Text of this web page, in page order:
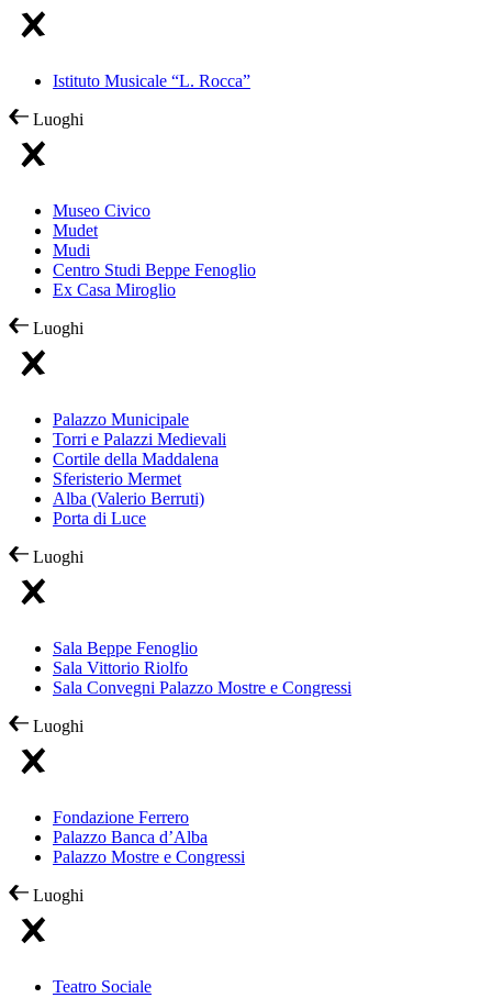
Istituto Musicale “L. Rocca”
Luoghi
Museo Civico
Mudet
Mudi
Centro Studi Beppe Fenoglio
Ex Casa Miroglio
Luoghi
Palazzo Municipale
Torri e Palazzi Medievali
Cortile della Maddalena
Sferisterio Mermet
Alba (Valerio Berruti)
Porta di Luce
Luoghi
Sala Beppe Fenoglio
Sala Vittorio Riolfo
Sala Convegni Palazzo Mostre e Congressi
Luoghi
Fondazione Ferrero
Palazzo Banca d’Alba
Palazzo Mostre e Congressi
Luoghi
Teatro Sociale